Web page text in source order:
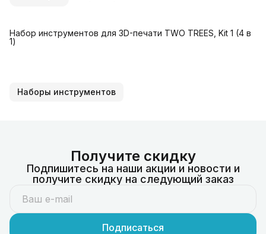
Набор инструментов для 3D-печати TWO TREES, Kit 1 (4 в
1)
Наборы инструментов
Получите скидку
Подпишитесь на наши акции и новости и
получите скидку на следующий заказ
Подписаться